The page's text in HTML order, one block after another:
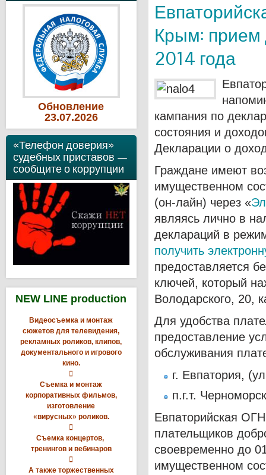
Обновление
23.07.2026
«Телефон доверия»
судебных приставов —
сообщите о коррупции
NEW LINE production
Видеосъемка и монтаж
сюжетов для телевидения,
рекламных роликов, клипов,
документального и игрового
кино.

Съемка и монтаж
корпоративных фильмов,
изготовление
«вирусных» роликов.

Съемка концертов,
тренингов и вебинаров

А также торжественных
Крым: прием
2014 года
кампания по
состояния и
Декларации о
Граждане имеют
имущественном
(он-лайн) через «
являясь лично в
деклараций в
получить
предоставляется
ключей, который
Володарского, 20,
Для удобства
предоставление
обслуживания
г. Евпатория,
п.г.т.
Евпаторийская
плательщиков
своевременно до
имущественном